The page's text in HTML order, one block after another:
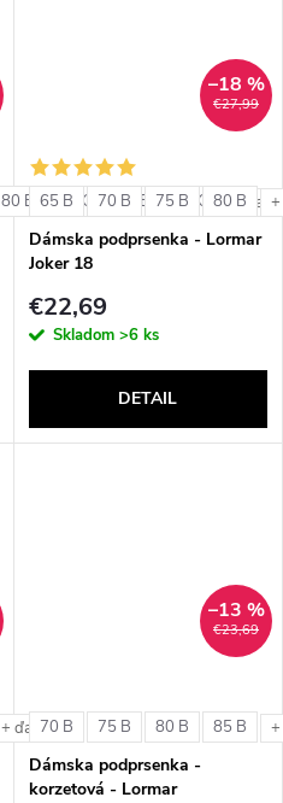
80 B 80 C 85 B 85 C +
€27,99
–18 %
65 B 70 B 75 B 80 B
Dámska podprsenka - Lormar
Joker 18
€22,69
Skladom >6 ks
DETAIL
+ ďalšie
€23,69
–13 %
70 B 75 B 80 B 85 B
Dámska podprsenka -
korzetová - Lormar